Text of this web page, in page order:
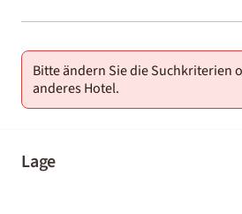
01-02
Bitte ändern Sie die Suchkriterien
anderes Hotel.
Lage